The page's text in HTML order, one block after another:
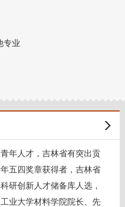
专业
年人才，吉林省有突出贡
五四奖章获得者，吉林省
研创新人才储备库人选，
业大学材料学院院长、先